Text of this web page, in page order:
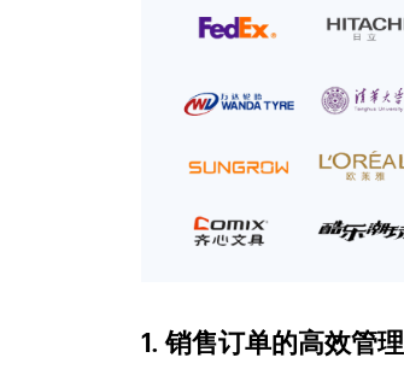
1. 销售订单的高效管理